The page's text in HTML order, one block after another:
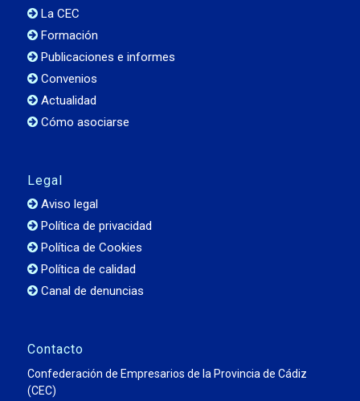
La CEC
Formación
Publicaciones e informes
Convenios
Actualidad
Cómo asociarse
Legal
Aviso legal
Política de privacidad
Política de Cookies
Política de calidad
Canal de denuncias
Contacto
Confederación de Empresarios de la Provincia de Cádiz
(CEC)